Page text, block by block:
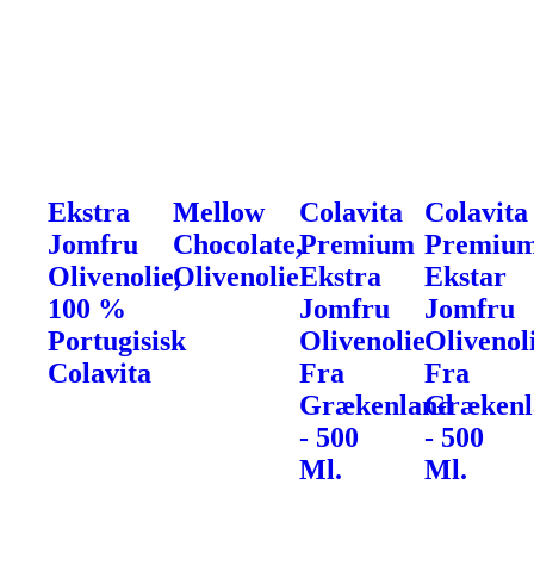
Ekstra
Jomfru
Olivenolie,
100 %
Portugisisk
Colavita
Mellow
Chocolate,
Olivenolie
Colavita
Premium
Ekstra
Jomfru
Olivenolie
Fra
Grækenland
- 500
Ml.
Colavita
Ekstar
Jomfru
Fra
- 500
Ml.